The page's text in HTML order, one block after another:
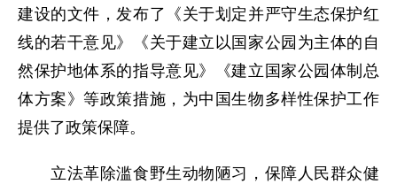
建设的文件，发布了《关于划定并严守生态保护红
线的若干意见》《关于建立以国家公园为主体的自
然保护地体系的指导意见》《建立国家公园体制总
体方案》等政策措施，为中国生物多样性保护工作
提供了政策保障。
立法革除滥食野生动物陋习，保障人民群众健